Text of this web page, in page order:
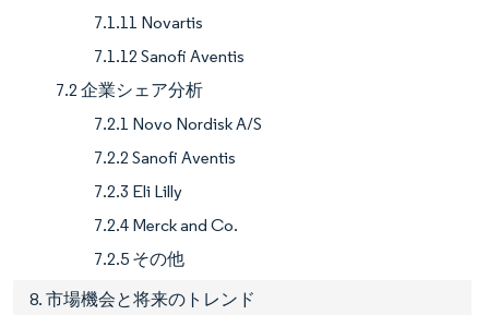
7.1.11 Novartis
7.1.12 Sanofi Aventis
7.2 企業シェア分析
7.2.1 Novo Nordisk A/S
7.2.2 Sanofi Aventis
7.2.3 Eli Lilly
7.2.4 Merck and Co.
7.2.5 その他
8. 市場機会と将来のトレンド